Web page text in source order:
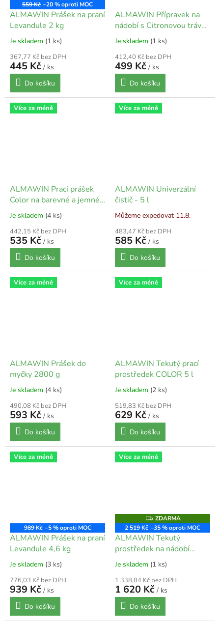
559 Kč –20 %
ALMAWIN Prášek na praní
Levandule 2 kg
Je skladem (1 ks)
367,77 Kč bez DPH
445 Kč / ks
Do košíku
ALMAWIN Přípravek na
nádobí s Citronovou trávou
5 l
Je skladem (1 ks)
412,40 Kč bez DPH
499 Kč / ks
Do košíku
Více za méně
ALMAWIN Prací prášek
Color na barevné a jemné
prádlo 2 kg
Je skladem (4 ks)
442,15 Kč bez DPH
535 Kč / ks
Do košíku
Více za méně
ALMAWIN Univerzální
čistič - 5 l
Můžeme expedovat 11.8.
483,47 Kč bez DPH
585 Kč / ks
Do košíku
Více za méně
ALMAWIN Prášek do
myčky 2800 g
Je skladem (4 ks)
490,08 Kč bez DPH
593 Kč / ks
Do košíku
Více za méně
ALMAWIN Tekutý prací
prostředek COLOR 5 l
Je skladem (2 ks)
519,83 Kč bez DPH
629 Kč / ks
Do košíku
Více za méně
989 Kč –5 %
ALMAWIN Prášek na praní
Levandule 4,6 kg
Je skladem (3 ks)
776,03 Kč bez DPH
939 Kč / ks
Do košíku
Více za méně
Z
D
A
R
A
ZDARMA
2 519 Kč –35 %
ALMAWIN Tekutý
prostředek na nádobí
Mandarinka - rakytník 20 l
Je skladem (1 ks)
1 338,84 Kč bez DPH
1 620 Kč / ks
Do košíku